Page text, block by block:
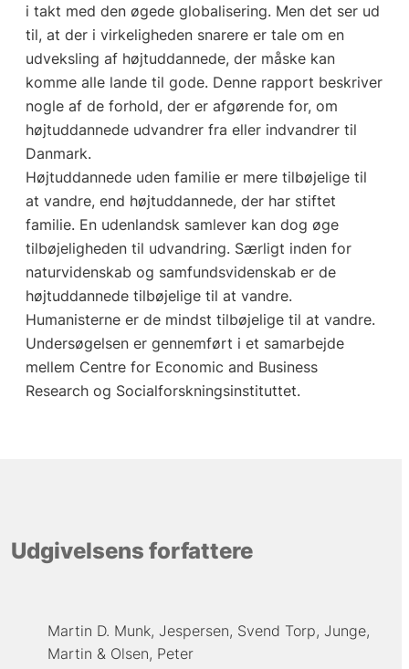
i takt med den øgede globalisering. Men det ser ud
til, at der i virkeligheden snarere er tale om en
udveksling af højtuddannede, der måske kan
komme alle lande til gode. Denne rapport beskriver
nogle af de forhold, der er afgørende for, om
højtuddannede udvandrer fra eller indvandrer til
Danmark.
Højtuddannede uden familie er mere tilbøjelige til
at vandre, end højtuddannede, der har stiftet
familie. En udenlandsk samlever kan dog øge
tilbøjeligheden til udvandring. Særligt inden for
naturvidenskab og samfundsvidenskab er de
højtuddannede tilbøjelige til at vandre.
Humanisterne er de mindst tilbøjelige til at vandre.
Undersøgelsen er gennemført i et samarbejde
mellem Centre for Economic and Business
Research og Socialforskningsinstituttet.
Udgivelsens forfattere
Martin D. Munk Jespersen, Svend Torp Junge,
Martin
Olsen, Peter